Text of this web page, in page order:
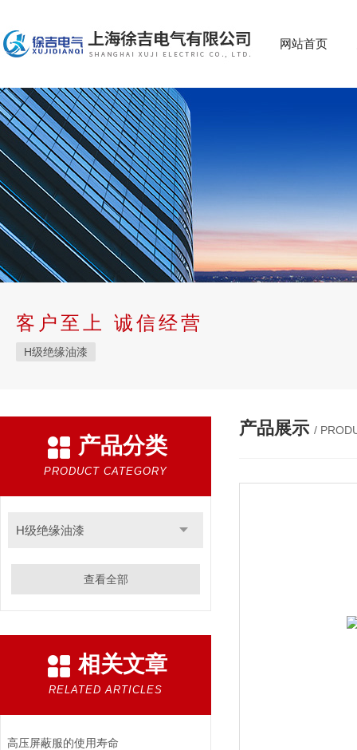
网站首页
客户至上 诚信经营
H级绝缘油漆
产品分类
PRODUCT CATEGORY
H级绝缘油漆
查看全部
相关文章
RELATED ARTICLES
高压屏蔽服的使用寿命
产品展示 /